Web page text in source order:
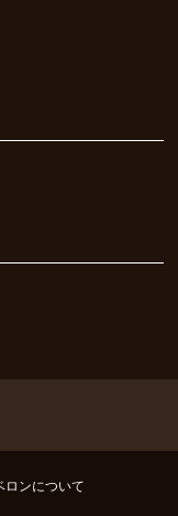
ロンについて